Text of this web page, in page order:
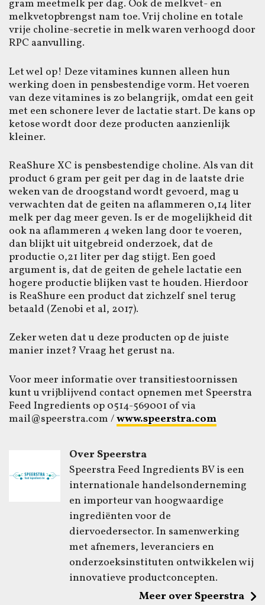
gram meetmelk per dag. Ook de melkvet- en
melkvetopbrengst nam toe. Vrij choline en totale
vrije choline-secretie in melk waren verhoogd door
RPC aanvulling.
Let wel op! Deze vitamines kunnen alleen hun
werking doen in pensbestendige vorm. Het voeren
van deze vitamines is zo belangrijk, omdat een geit
met een schonere lever de lactatie start. De kans op
ketose wordt door deze producten aanzienlijk
kleiner.
ReaShure XC is pensbestendige choline. Als van dit
product 6 gram per geit per dag in de laatste drie
weken van de droogstand wordt gevoerd, mag u
verwachten dat de geiten na aflammeren 0,14 liter
melk per dag meer geven. Is er de mogelijkheid dit
ook na aflammeren 4 weken lang door te voeren,
dan blijkt uit uitgebreid onderzoek, dat de
productie 0,21 liter per dag stijgt. Een goed
argument is, dat de geiten de gehele lactatie een
hogere productie blijken vast te houden. Hierdoor
is ReaShure een product dat zichzelf snel terug
betaald (Zenobi et al, 2017).
Zeker weten dat u deze producten op de juiste
manier inzet? Vraag het gerust na.
Voor meer informatie over transitiestoornissen
kunt u vrijblijvend contact opnemen met Speerstra
Feed Ingredients op 0514-569001 of via
mail@speerstra.com /www.speerstra.com
Over Speerstra
Speerstra Feed Ingredients BV is een
internationale handelsonderneming
en importeur van hoogwaardige
ingrediënten voor de
diervoedersector. In samenwerking
met afnemers, leveranciers en
onderzoeksinstituten ontwikkelen wij
innovatieve productconcepten.
Meer over Speerstra